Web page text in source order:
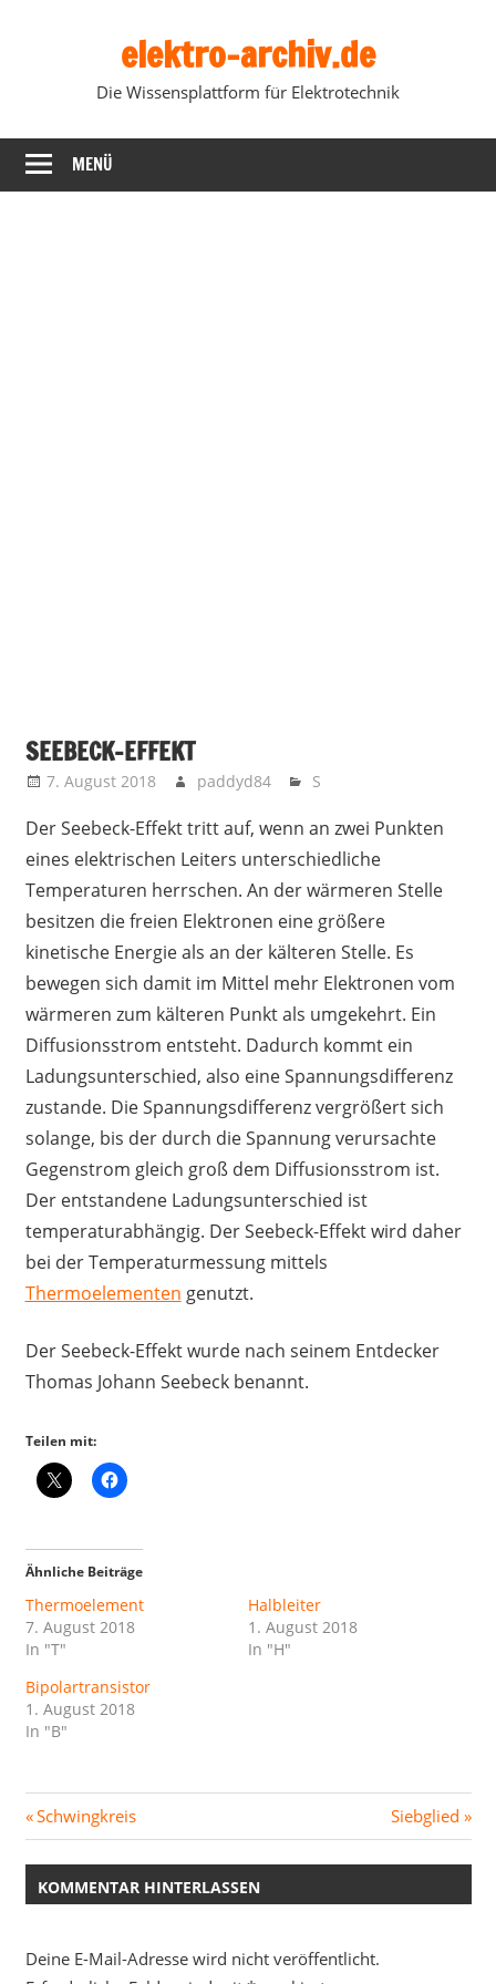
elektro-archiv.de
Die Wissensplattform für Elektrotechnik
MENÜ
SEEBECK-EFFEKT
7. August 2018 paddyd84 S
Der Seebeck-Effekt tritt auf, wenn an zwei Punkten
eines elektrischen Leiters unterschiedliche
Temperaturen herrschen. An der wärmeren Stelle
besitzen die freien Elektronen eine größere
kinetische Energie als an der kälteren Stelle. Es
bewegen sich damit im Mittel mehr Elektronen vom
wärmeren zum kälteren Punkt als umgekehrt. Ein
Diffusionsstrom entsteht. Dadurch kommt ein
Ladungsunterschied, also eine Spannungsdifferenz
zustande. Die Spannungsdifferenz vergrößert sich
solange, bis der durch die Spannung verursachte
Gegenstrom gleich groß dem Diffusionsstrom ist.
Der entstandene Ladungsunterschied ist
temperaturabhängig. Der Seebeck-Effekt wird daher
bei der Temperaturmessung mittels
Thermoelementen genutzt.
Der Seebeck-Effekt wurde nach seinem Entdecker
Thomas Johann Seebeck benannt.
Teilen mit:
Ähnliche Beiträge
Thermoelement
7. August 2018
In "T"
Halbleiter
1. August 2018
In "H"
Bipolartransistor
1. August 2018
In "B"
Beitragsnavigation
Vorheriger
Beitrag:
Schwingkreis
Nächster
Beitrag:
Siebglied
KOMMENTAR HINTERLASSEN
Deine E-Mail-Adresse wird nicht veröffentlicht.